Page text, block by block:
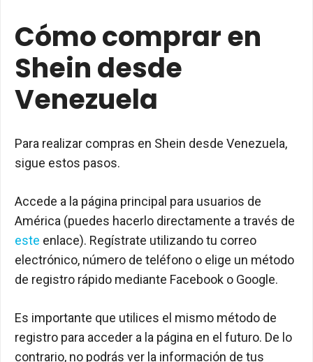
Cómo comprar en
Shein desde
Venezuela
Para realizar compras en Shein desde Venezuela,
sigue estos pasos.
Accede a la página principal para usuarios de
América (puedes hacerlo directamente a través de
este enlace). Regístrate utilizando tu correo
electrónico, número de teléfono o elige un método
de registro rápido mediante Facebook o Google.
Es importante que utilices el mismo método de
registro para acceder a la página en el futuro. De lo
contrario, no podrás ver la información de tus